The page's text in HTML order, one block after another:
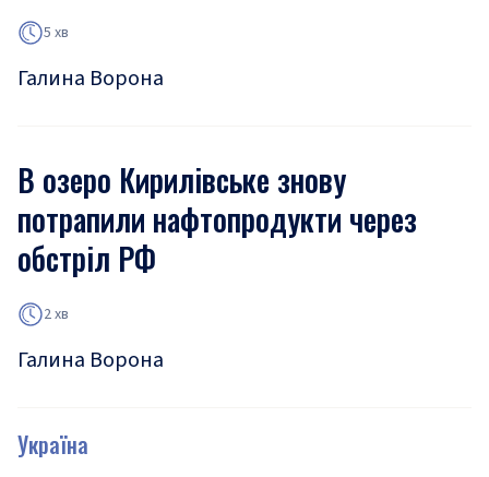
5 хв
Галина Ворона
В озеро Кирилівське знову
потрапили нафтопродукти через
обстріл РФ
2 хв
Галина Ворона
Україна